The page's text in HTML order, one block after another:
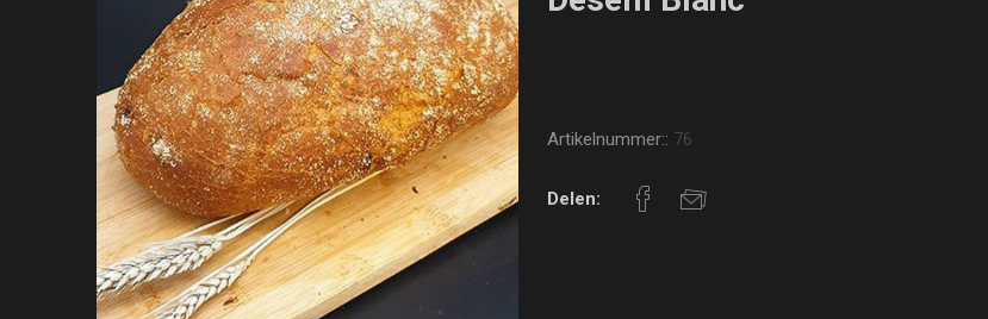
Artikelnummer:: 76
Delen: